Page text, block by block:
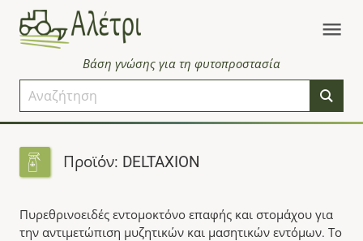
Βάση γνώσης για τη φυτοπροστασία
Προϊόν: DELTAXION
Πυρεθρινοειδές εντομοκτόνο επαφής και στομάχου για
την αντιμετώπιση μυζητικών και μασητικών εντόμων. Το